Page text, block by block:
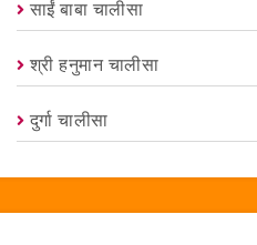
साईं बाबा चालीसा
श्री हनुमान चालीसा
दुर्गा चालीसा